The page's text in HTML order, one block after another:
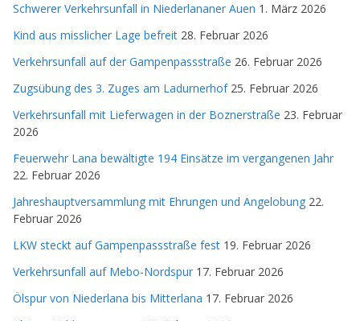
Schwerer Verkehrsunfall in Niederlananer Auen 1. März 2026
Kind aus misslicher Lage befreit 28. Februar 2026
Verkehrsunfall auf der Gampenpassstraße 26. Februar 2026
Zugsübung des 3. Zuges am Ladurnerhof 25. Februar 2026
Verkehrsunfall mit Lieferwagen in der Boznerstraße 23. Februar
2026
Feuerwehr Lana bewältigte 194 Einsätze im vergangenen Jahr
22. Februar 2026
Jahreshauptversammlung mit Ehrungen und Angelobung 22.
Februar 2026
LKW steckt auf Gampenpassstraße fest 19. Februar 2026
Verkehrsunfall auf Mebo-Nordspur 17. Februar 2026
Ölspur von Niederlana bis Mitterlana 17. Februar 2026